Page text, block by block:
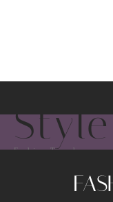
Fashion Trends